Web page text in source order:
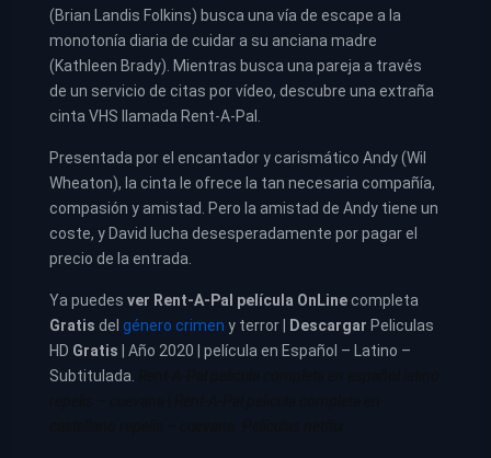
(Brian Landis Folkins) busca una vía de escape a la
monotonía diaria de cuidar a su anciana madre
(Kathleen Brady). Mientras busca una pareja a través
de un servicio de citas por vídeo, descubre una extraña
cinta VHS llamada Rent-A-Pal.
Presentada por el encantador y carismático Andy (Wil
Wheaton), la cinta le ofrece la tan necesaria compañía,
compasión y amistad. Pero la amistad de Andy tiene un
coste, y David lucha desesperadamente por pagar el
precio de la entrada.
Ya puedes ver Rent-A-Pal película OnLinecompleta
Gratis del género crimen y terror | Descargar Peliculas
HD Gratis | Año 2020 | película en Español – Latino –
Subtitulada.